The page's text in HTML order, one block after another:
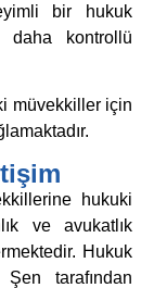
bir hukuk
daha kontrollü
müvekkiller için
hukuki
ve avukatlık
Hukuk
tarafından